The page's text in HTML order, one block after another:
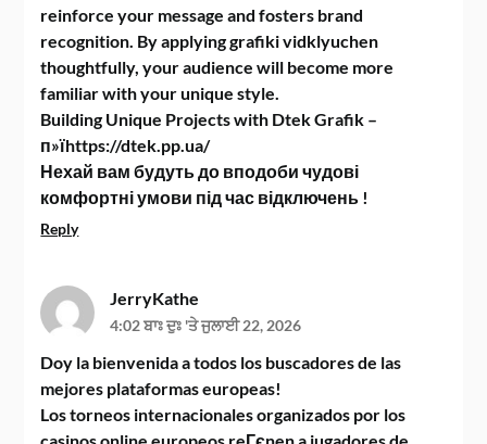
reinforce your message and fosters brand
recognition. By applying grafiki vidklyuchen
thoughtfully, your audience will become more
familiar with your unique style.
Building Unique Projects with Dtek Grafik –
п»їhttps://dtek.pp.ua/
Нехай вам будуть до вподоби чудові
комфортні умови під час відключень !
Reply
JerryKathe
4:02 ਬਾਃ ਦੁਃ 'ਤੇ ਜੁਲਾਈ 22, 2026
Doy la bienvenida a todos los buscadores de las
mejores plataformas europeas!
Los torneos internacionales organizados por los
casinos online europeos reГєnen a jugadores de